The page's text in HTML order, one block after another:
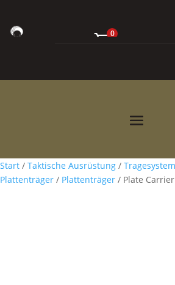
0
Start / Taktische Ausrüstung /
Plattenträger / Plattenträger / Plate